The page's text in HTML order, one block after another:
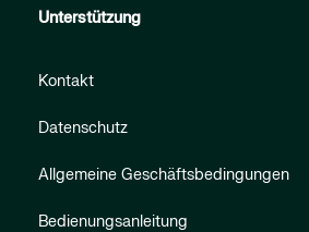
Unterstützung
Kontakt
Datenschutz
Allgemeine Geschäftsbedingungen
Bedienungsanleitung